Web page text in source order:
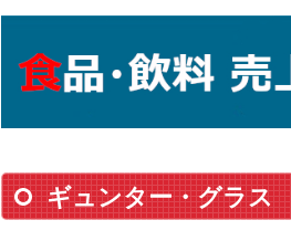
ギュンター・グラス